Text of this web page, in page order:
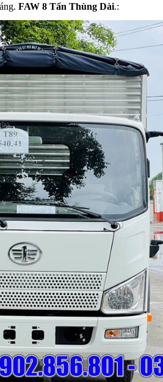
FAW 8 Tấn Thùng Dài.: